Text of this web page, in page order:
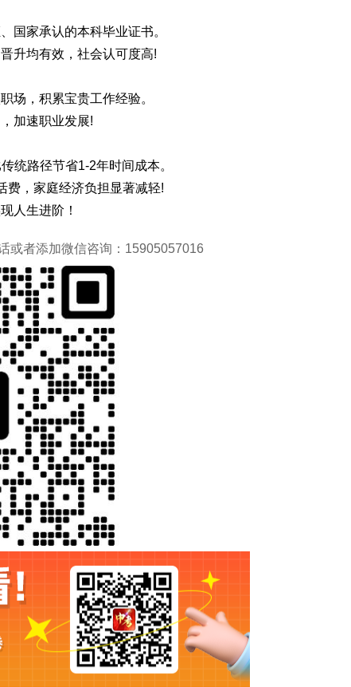
国家承认的本科毕业证书。
升均有效，社会认可度高!
场，积累宝贵工作经验。
加速职业发展!
统路径节省1-2年时间成本。
费，家庭经济负担显著减轻!
人生进阶！
或者添加微信咨询：15905057016